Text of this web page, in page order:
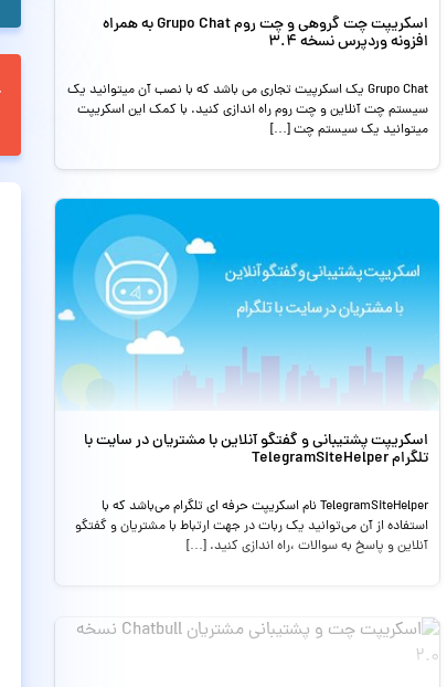
اسکریپت چت گروهی و چت روم Grupo Chat به همراه
افزونه وردپرس نسخه 3.4
Grupo Chat یک اسکرپیت تجاری می باشد که با نصب آن میتوانید یک
سیستم چت آنلاین و چت روم راه اندازی کنید. با کمک این اسکریپت
میتوانید یک سیستم چت […]
اسکریپت پشتیبانی و گفتگو آنلاین با مشتریان در سایت با
تلگرام TelegramSiteHelper
TelegramSiteHelper نام اسکریپت حرفه ای تلگرام می‌باشد که با
استفاده از آن می‌توانید یک ربات در جهت ارتباط با مشتریان و گفتگو
آنلاین و پاسخ به سوالات ،راه اندازی کنید. […]